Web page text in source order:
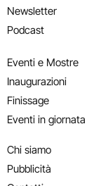
Newsletter
Podcast
Eventi e Mostre
Inaugurazioni
Finissage
Eventi in giornata
Chi siamo
Pubblicità